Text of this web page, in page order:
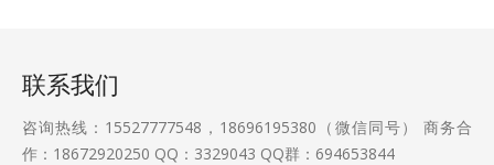
联系我们
咨询热线：15527777548，18696195380（微信同号） 商务合
作：18672920250 QQ：3329043 QQ群：694653844